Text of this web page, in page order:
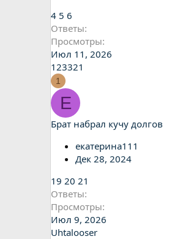
4 5 6
Ответы
Просмотры
Июл 11, 2026
123321
1
Е
Брат набрал кучу долгов
екатерина111
Дек 28, 2024
19 20 21
Ответы
Просмотры
Июл 9, 2026
Uhtalooser